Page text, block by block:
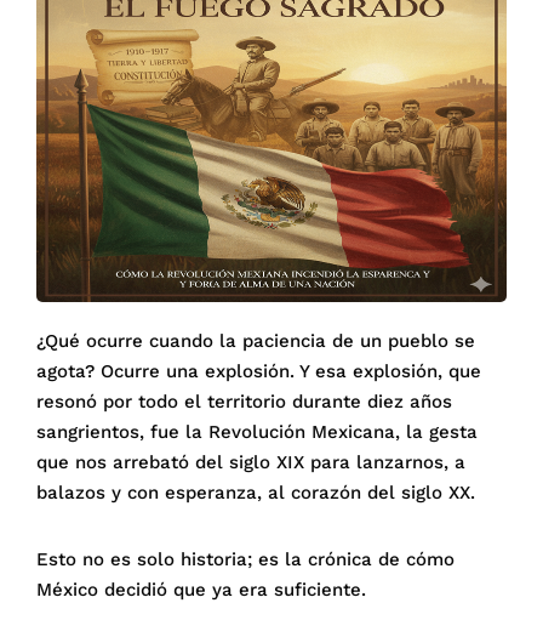
¿Qué ocurre cuando la paciencia de un pueblo se
agota? Ocurre una explosión. Y esa explosión, que
resonó por todo el territorio durante diez años
sangrientos, fue la Revolución Mexicana, la gesta
que nos arrebató del siglo XIX para lanzarnos, a
balazos y con esperanza, al corazón del siglo XX.
Esto no es solo historia; es la crónica de cómo
México decidió que ya era suficiente.